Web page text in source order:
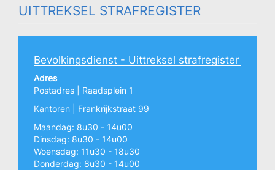
UITTREKSEL STRAFREGISTER
Bevolkingsdienst - Uittreksel strafregister
Adres
Postadres | Raadsplein 1
Kantoren | Frankrijkstraat 99
Maandag: 8u30 - 14u00
Dinsdag: 8u30 - 14u00
Woensdag: 11u30 - 18u30
Donderdag: 8u30 - 14u00